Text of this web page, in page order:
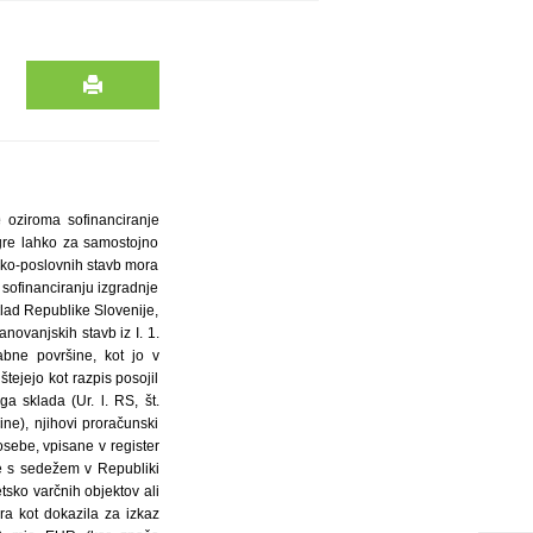
gradnje: nizkonergetska večstanovanjska gradnja ali pasivna večstanovanjska gradnja (Elaborat gradbene fizike). Posojilo lahko pridobi prosilec, ki na predpisanem obrazcu in z zahtevanimi prilogami v razpisnih pogojih odda popolno vlogo za pridobitev posojila in je njegova vloga, po preučitvi SSRS, odobrena s sklepom nadzornega sveta SSRS. SSRS bo obravnaval le pravilno oddane, izpolnjene in popolne vloge in si pridržuje pravico, da preveri ustreznost in veljavnost vse predložene dokumentacije in prilog k vlogi ter jo opredeli kot neustrezno ali neskladno z razpisnimi zahtevami. 7. Višina posojila Višina posojila, ki se odobri po posamezni vlogi, je odvisna od doseženih učinkov (standardov) energetsko varčne gradnje in jo SSRS ugotovi po merilih tega razpisa ter jo odmeri v razponu do največ 50 EUR na m2 uporabne površine večstanovanjske stavbe. Uporabna površina večstanovanjske stavbe se ugotavlja po SIST ISO 9836:2000. Atriji se v uporabnih površinah ne upoštevajo. Za korekcijo uporabne površine večstanovanjske stavbe se upoštevajo faktorji redukcije, in sicer za loggio 0,75, za shrambo, za pokriti balkon ali pokrito teraso 0,50, za odkriti balkon ali odkrito teraso 0,25. 8. Omejitev sočasnega financiranja Upravičeni prosilci iz 2. odstavka 3. točke tega razpisa imajo naslednje omejitve pri pridobitvi posojil: – po pogojih tega razpisa ni mogoče pridobiti sredstev, če je prosilec že prejel sredstva po katerem od drugih odprtih razpisov SSRS ali še kandidira za pridobitev sredstev na odprtih razpisih; – po pridobitvi sredstev iz tega razpisa istega projekta ni več mogoče prijaviti za pridobitev sredstev po drugih, v času sprejema tega razpisa, odprtih razpisih SSRS; – SSRS si pridržuje pravico, da bo v primeru, da je prosilec že pridobil delež sredstev iz naslova razpisov namenjenih za energetsko varčno gradnjo v Sloveniji ali drugih drž